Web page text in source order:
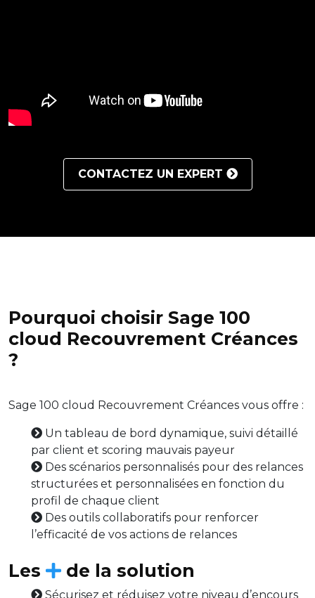
CONTACTEZ UN EXPERT
Pourquoi choisir Sage 100
cloud Recouvrement Créances
?
Sage 100 cloud Recouvrement Créances vous offre :
Un tableau de bord dynamique, suivi détaillé
par client et scoring mauvais payeur
Des scénarios personnalisés pour des relances
structurées et personnalisées en fonction du
profil de chaque client
Des outils collaboratifs pour renforcer
l’efficacité de vos actions de relances
Les de la solution
Sécurisez et réduisez votre niveau d’encours